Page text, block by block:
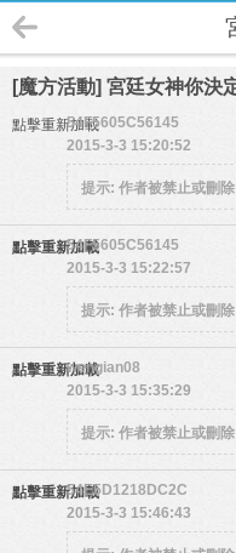
[魔方活動] 宮廷女神你決
點擊重新加載54F5605C56145
2015-3-3 15:20:52
提示: 作者被禁止或刪
點擊重新加載54F5605C56145
2015-3-3 15:22:57
提示: 作者被禁止或刪
點擊重新加載wengian08
2015-3-3 15:35:29
提示: 作者被禁止或刪
點擊重新加載54E5D1218DC2C
2015-3-3 15:46:43